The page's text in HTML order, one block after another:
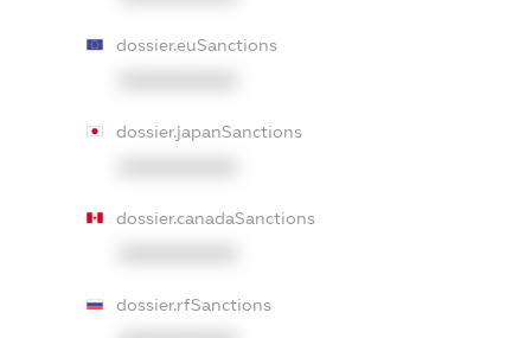
dossier.euSanctions
dossier.japanSanctions
dossier.canadaSanctions
dossier.rfSanctions